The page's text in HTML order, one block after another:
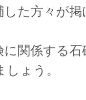
た方々が
関係する
ょう。